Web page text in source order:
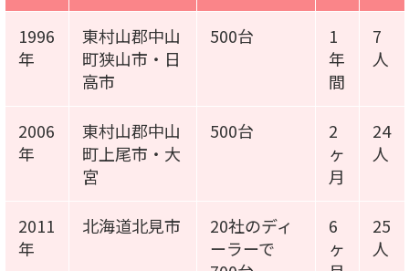
1996
年
東村山郡中山
町狭山市・日
高市
500台
1
年
間
7
人
2006
年
東村山郡中山
町上尾市・大
宮
500台
2
ヶ
月
24
人
2011
年
北海道北見市
20社のディ
ーラーで
6
ヶ
25
人